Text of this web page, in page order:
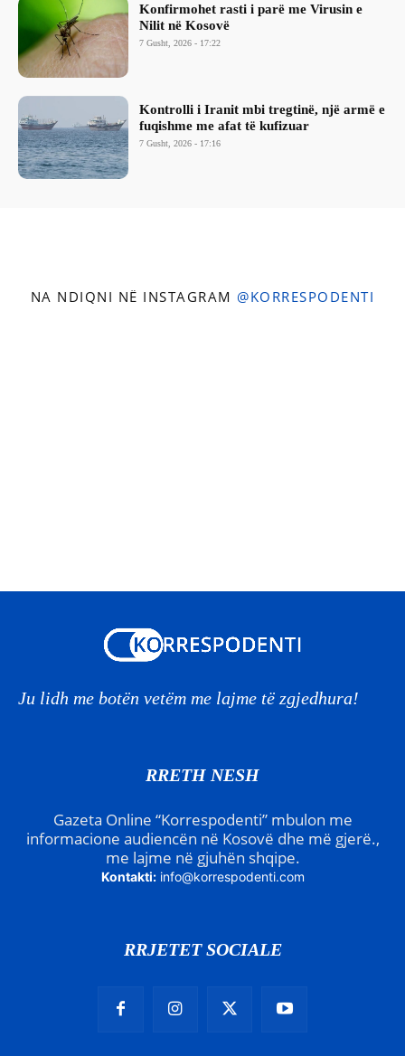
Konfirmohet rasti i parë me Virusin e
Nilit në Kosovë
7 Gusht, 2026 - 17:22
Kontrolli i Iranit mbi tregtinë, një armë e
fuqishme me afat të kufizuar
7 Gusht, 2026 - 17:16
NA NDIQNI NË INSTAGRAM @KORRESPODENTI
Ju lidh me botën vetëm me lajme të zgjedhura!
RRETH NESH
Gazeta Online “Korrespodenti” mbulon me
informacione audiencën në Kosovë dhe më gjerë.,
me lajme në gjuhën shqipe.
Kontakti: info@korrespodenti.com
RRJETET SOCIALE